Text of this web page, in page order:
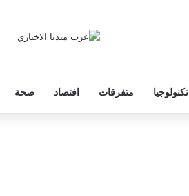
تكنولوجيا متفرقات افتصاد صحة